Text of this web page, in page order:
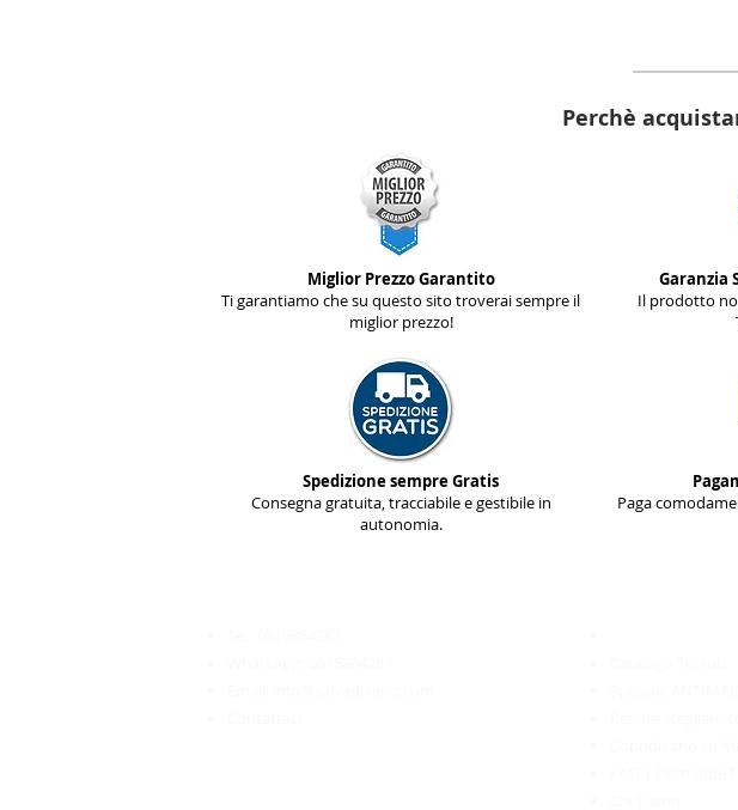
Perchè
Miglior Prezzo Garantito
Ti garantiamo che su questo sito troverai sempre il
miglior prezzo!
Spedizione sempre Gratis
Consegna gratuita, tracciabile e gestibile in
autonomia.
Garanzia
Il prodotto
Paga